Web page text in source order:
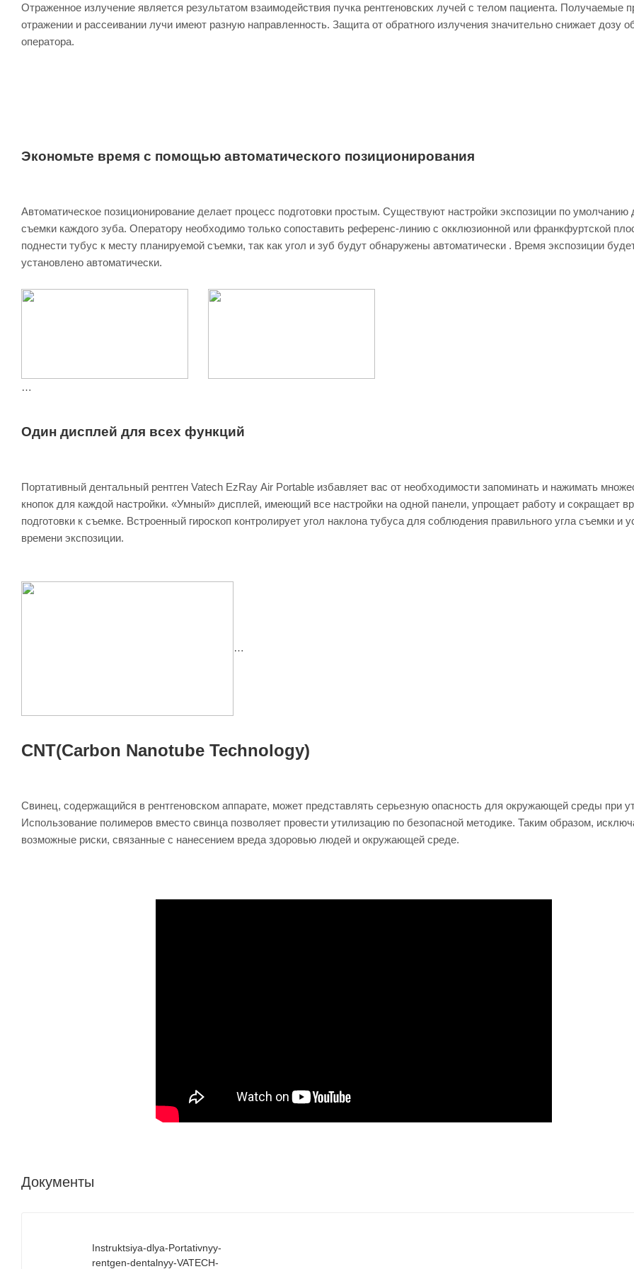
Отраженное излучение является результатом взаимодействия пучка рентгеновских лучей с телом пациента. Получаемые
отражении и рассеивании лучи имеют разную направленность. Защита от обратного излучения значительно снижает дозу
оператора.
Экономьте время с помощью автоматического позиционирования
Автоматическое позиционирование делает процесс подготовки простым. Существуют настройки экспозиции по умолчанию
съемки каждого зуба. Оператору необходимо только сопоставить референс-линию с окклюзионной или франкфуртской
поднести тубус к месту планируемой съемки, так как угол и зуб будут обнаружены автоматически . Время экспозиции
установлено автоматически.
Один дисплей для всех функций
Портативный дентальный рентген Vatech EzRay Air Portable избавляет вас от необходимости запоминать и нажимать
кнопок для каждой настройки. «Умный» дисплей, имеющий все настройки на одной панели, упрощает работу и сокращает
подготовки к съемке. Встроенный гироскоп контролирует угол наклона тубуса для соблюдения правильного угла съемки и
времени экспозиции.
CNT(Carbon Nanotube Technology)
Свинец, содержащийся в рентгеновском аппарате, может представлять серьезную опасность для окружающей среды при
Использование полимеров вместо свинца позволяет провести утилизацию по безопасной методике. Таким образом,
возможные риски, связанные с нанесением вреда здоровью людей и окружающей среде.
Документы
Instruktsiya-dlya-Portativnyy-
rentgen-dentalnyy-VATECH-